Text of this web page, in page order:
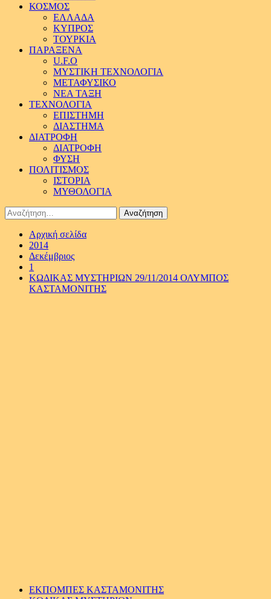
ΚΟΣΜΟΣ
ΕΛΛΑΔΑ
ΚΥΠΡΟΣ
ΤΟΥΡΚΙΑ
ΠΑΡΑΞΕΝΑ
U.F.O
ΜΥΣΤΙΚΗ ΤΕΧΝΟΛΟΓΙΑ
ΜΕΤΑΦΥΣΙΚΟ
ΝΕΑ ΤΑΞΗ
ΤΕΧΝΟΛΟΓΙΑ
ΕΠΙΣΤΗΜΗ
ΔΙΑΣΤΗΜΑ
ΔΙΑΤΡΟΦΗ
ΔΙΑΤΡΟΦΗ
ΦΥΣΗ
ΠΟΛΙΤΙΣΜΟΣ
ΙΣΤΟΡΙΑ
ΜΥΘΟΛΟΓΙΑ
Αναζήτηση
για:
Αρχική σελίδα
2014
Δεκέμβριος
1
ΚΩΔΙΚΑΣ ΜΥΣΤΗΡΙΩΝ 29/11/2014 ΟΛΥΜΠΟΣ
ΚΑΣΤΑΜΟΝΙΤΗΣ
ΕΚΠΟΜΠΕΣ ΚΑΣΤΑΜΟΝΙΤΗΣ